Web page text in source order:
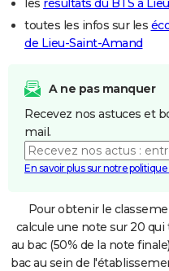
les résultats du BTS à
toutes les infos sur les
de Lieu-Saint-Amand
A ne pas manquer
Recevez nos astuces et
mail.
En savoir plus sur notre
Pour obtenir le
calcule une note sur 20
au bac (50% de la note
bac au sein de